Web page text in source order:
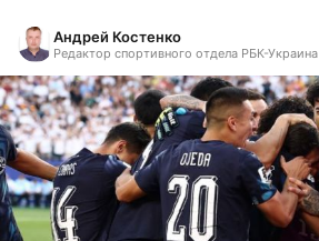
Андрей Костенко
Редактор спортивного отдела РБК-Украина